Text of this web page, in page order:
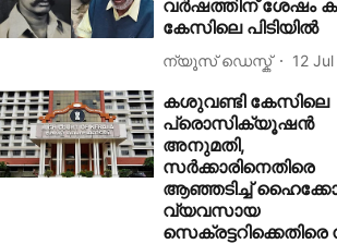
വർഷത്തിന് ശേഷം
കേസിലെ പിടിയിൽ
ന്യൂസ് ഡെസ്ക് 12
കശുവണ്ടി കേസിലെ
പ്രൊസിക്യൂഷന്‍
അനുമതി,
സര്‍ക്കാരിനെതിരെ
ആഞ്ഞടിച്ച്
വ്യവസായ
സെക്രട്ടറിക്കെതിരെ